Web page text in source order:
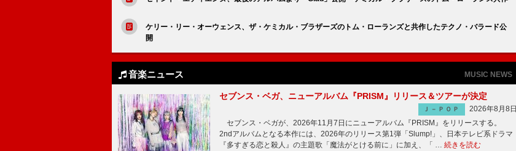
ケリー・リー・オーウェンス、ザ・ケミカル・ブラザーズのトム・ローランズと共作したテクノ・バラード公
開
音楽ニュース MUSIC NEWS
セブンス・ベガ、ニューアルバム『PRISM』リリース＆ツアーが決定
Ｊ－ＰＯＰ
2026年8月8日
セブンス・ベガが、2026年11月7日にニューアルバム『PRISM』をリリースする。
2ndアルバムとなる本作には、2026年のリリース第1弾「Slump!」、日本テレビ系ドラマ
『多すぎる恋と殺人』の主題歌「魔法がとける前に」に加え、「 … 続きを読む